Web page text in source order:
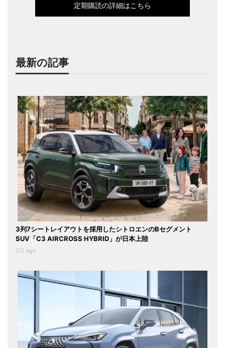
定期購読の詳細はこちら
最新の記事
3列7シートレイアウトを採用したシトロエンのBセグメント
SUV「C3 AIRCROSS HYBRID」が日本上陸
2日 ago